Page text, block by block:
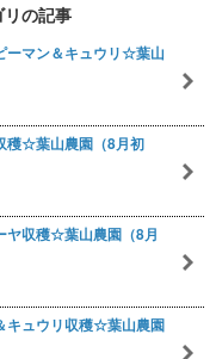
リの記事
ーマン＆キュウリ☆葉山
穫☆葉山農園（8月初
ヤ収穫☆葉山農園（8月
キュウリ収穫☆葉山農園